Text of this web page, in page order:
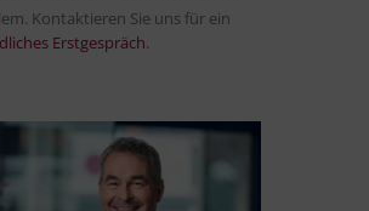
Kontaktieren Sie uns für ein
Erstgespräch.